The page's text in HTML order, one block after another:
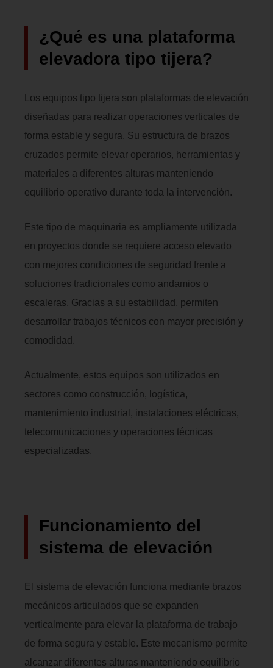
¿Qué es una plataforma
elevadora tipo tijera?
Los equipos tipo tijera son plataformas de elevación
diseñadas para realizar operaciones verticales de
forma estable y segura. Su estructura de brazos
cruzados permite elevar operarios, herramientas y
materiales a diferentes alturas manteniendo
equilibrio operativo durante toda la intervención.
Este tipo de maquinaria es ampliamente utilizada
en proyectos donde se requiere acceso elevado
con mejores condiciones de seguridad frente a
soluciones tradicionales como andamios o
escaleras. Gracias a su estabilidad, permiten
desarrollar trabajos técnicos con mayor precisión y
comodidad.
Actualmente, estos equipos son utilizados en
sectores como construcción, logística,
mantenimiento industrial, instalaciones eléctricas,
telecomunicaciones y operaciones técnicas
especializadas.
Funcionamiento del
sistema de elevación
El sistema de elevación funciona mediante brazos
mecánicos articulados que se expanden
verticalmente para elevar la plataforma de trabajo
de forma segura y estable. Este mecanismo permite
alcanzar diferentes alturas manteniendo equilibrio